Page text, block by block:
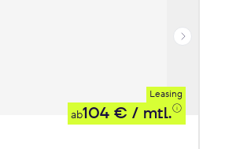
Leasing
ab104 € / mtl.